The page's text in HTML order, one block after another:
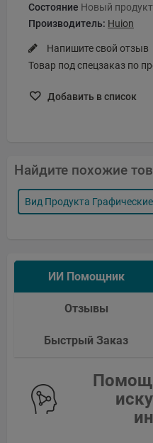
Состояние Новый продукт
Производитель: Huion
Напишите свой отзыв
Товар под спецзаказ по
Добавить в список
Найдите похожие
Вид Продукта
ИИ Помощник
Отзывы
Быстрый Заказ